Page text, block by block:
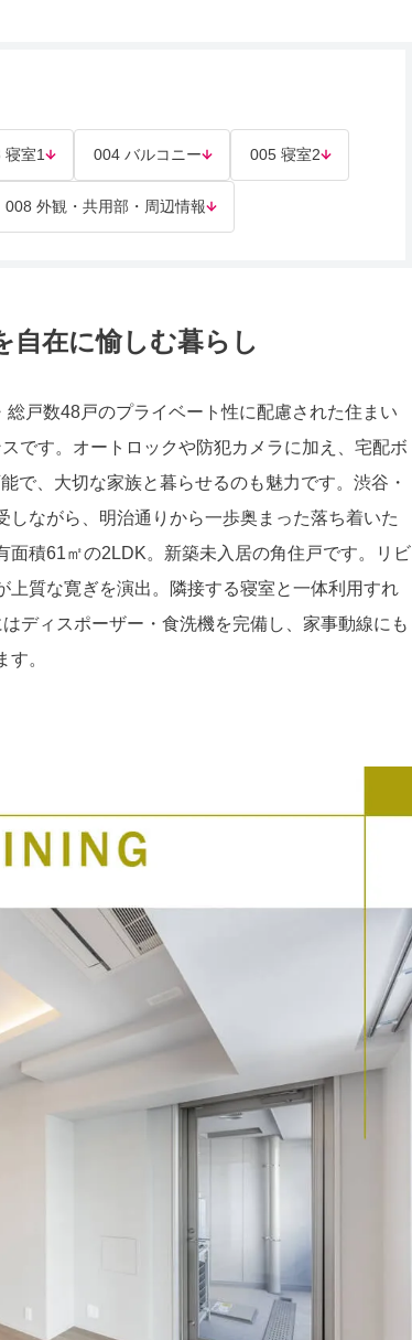
寝室1 004 バルコニー 005 寝室2
008 外観・共用部・周辺情報
在に愉しむ暮らし
戸数48戸のプライベート性に配慮された住まい
です。オートロックや防犯カメラに加え、宅配ボ
で、大切な家族と暮らせるのも魅力です。渋谷・
ながら、明治通りから一歩奥まった落ち着いた
積61㎡の2LDK。新築未入居の角住戸です。リビ
質な寛ぎを演出。隣接する寝室と一体利用すれ
ディスポーザー・食洗機を完備し、家事動線にも
。